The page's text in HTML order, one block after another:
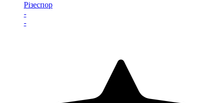
Різеспор
-
-